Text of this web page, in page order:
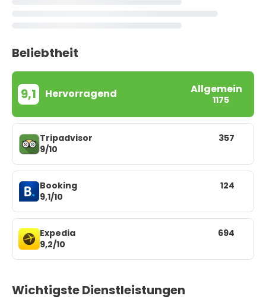
Beliebtheit
9,1 Hervorragend Allgemein
1175
Tripadvisor
9/10
357
Booking
9,1/10
124
Expedia
9,2/10
694
Wichtigste Dienstleistungen